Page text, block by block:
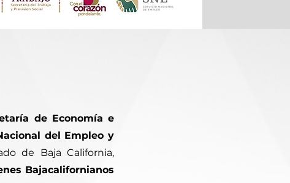
de Economía e
del Empleo y
de Baja California,
Bajacalifornianos